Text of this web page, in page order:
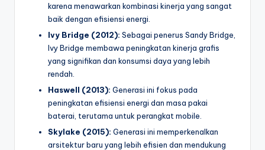
karena menawarkan kombinasi kinerja yang sangat
baik dengan efisiensi energi.
Ivy Bridge (2012): Sebagai penerus Sandy Bridge,
Ivy Bridge membawa peningkatan kinerja grafis
yang signifikan dan konsumsi daya yang lebih
rendah.
Haswell (2013): Generasi ini fokus pada
peningkatan efisiensi energi dan masa pakai
baterai, terutama untuk perangkat mobile.
Skylake (2015): Generasi ini memperkenalkan
arsitektur baru yang lebih efisien dan mendukung